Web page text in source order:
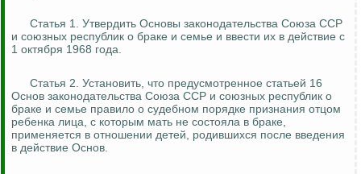
Статья 1. Утвердить Основы законодательства Союза ССР
и союзных республик о браке и семье и ввести их в действие с
1 октября 1968 года.
Статья 2. Установить, что предусмотренное статьей 16
Основ законодательства Союза ССР и союзных республик о
браке и семье правило о судебном порядке признания отцом
ребенка лица, с которым мать не состояла в браке,
применяется в отношении детей, родившихся после введения
в действие Основ.